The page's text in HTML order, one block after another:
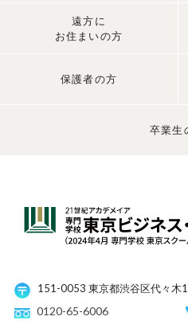
遠方に
お住まいの方
保護者の方
卒業生
151-0053 東京都渋谷区代々木
0120-65-6006